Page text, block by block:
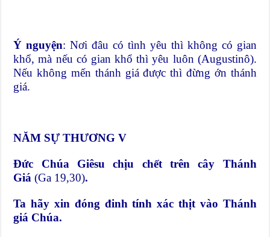
Ý nguyện: Nơi đâu có tình yêu thì không có gian
khổ, mà nếu có gian khổ thì yêu luôn (Augustinô).
Nếu không mến thánh giá được thì đừng ớn thánh
giá.
NĂM SỰ THƯƠNG V
Đức Chúa Giêsu chịu chết trên cây Thánh
Giá(Ga 19,30).
Ta hãy xin đóng đinh tính xác thịt vào Thánh
giá Chúa.